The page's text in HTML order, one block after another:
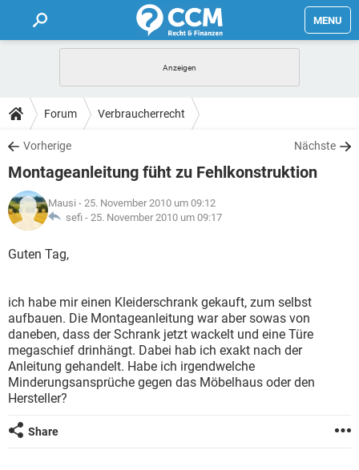
MENU
FORUM
TIPPS
LEXIKON
Forum Verbraucherrecht
Vorherige Nächste
Montageanleitung füht zu Fehlkonstruktion
Mausi - 25. November 2010 um 09:12
sefi - 25. November 2010 um 09:17
Guten Tag,
ich habe mir einen Kleiderschrank gekauft, zum selbst
aufbauen. Die Montageanleitung war aber sowas von
daneben, dass der Schrank jetzt wackelt und eine Türe
megaschief drinhängt. Dabei hab ich exakt nach der
Anleitung gehandelt. Habe ich irgendwelche
Minderungsansprüche gegen das Möbelhaus oder den
Hersteller?
Share